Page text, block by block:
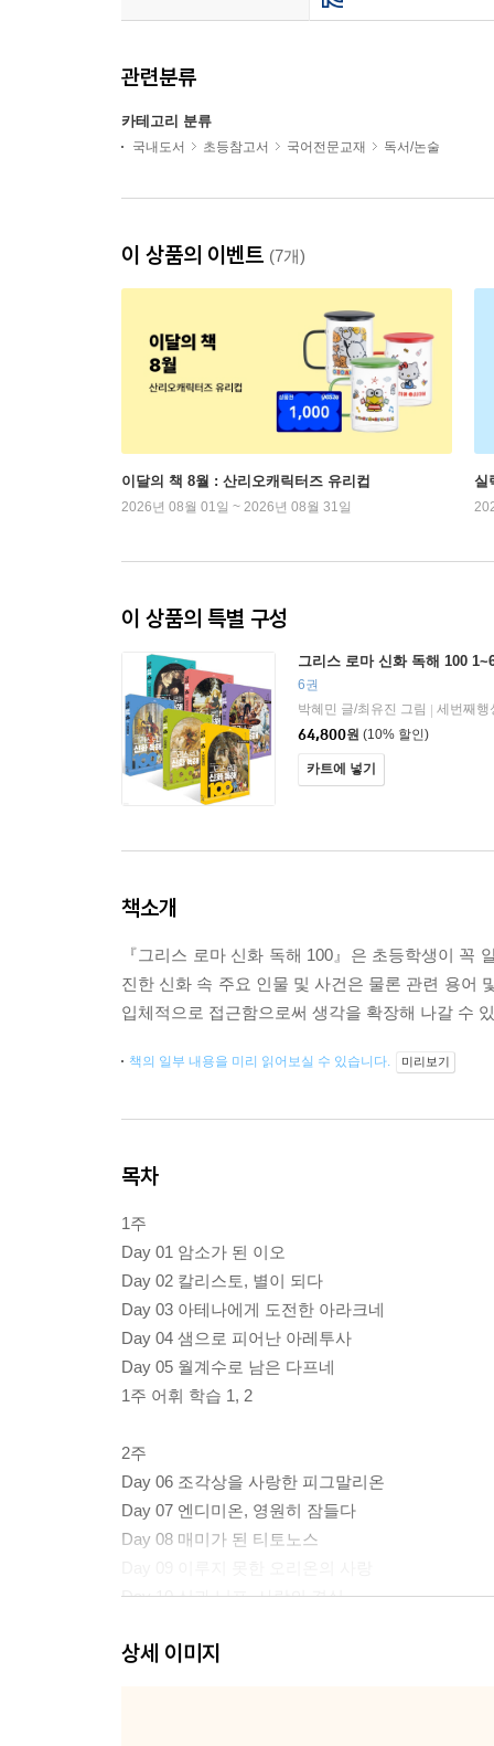
관련분류
카테고리 분류
국내도서 초등참고서 국어전문교재 독서/논술
이 상품의 이벤트 (7개)
이달의 책 8월 : 산리오캐릭터즈 유리컵
2026년 08월 01일 ~ 2026년 08월 31일
실
이 상품의 특별 구성
그리스 로마 신화 독해 100
6권
박혜민 글/최유진 그림
세번째행
64,800원 (10% 할인)
카트에 넣기
책소개
『그리스 로마 신화 독해 100』은 초등학생이 꼭
진한 신화 속 주요 인물 및 사건은 물론 관련 용어
입체적으로 접근함으로써 생각을 확장해 나갈 수
책의 일부 내용을 미리 읽어보실 수 있습니다. 미리보기
목차
1주
Day 01 암소가 된 이오
Day 02 칼리스토, 별이 되다
Day 03 아테나에게 도전한 아라크네
Day 04 샘으로 피어난 아레투사
Day 05 월계수로 남은 다프네
1주 어휘 학습 1, 2
2주
Day 06 조각상을 사랑한 피그말리온
Day 07 엔디미온, 영원히 잠들다
Day 08 매미가 된 티토노스
Day 10 신과 님프, 사랑의 결실
상세 이미지